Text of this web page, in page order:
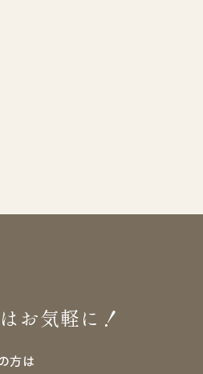
お気軽に！
方は